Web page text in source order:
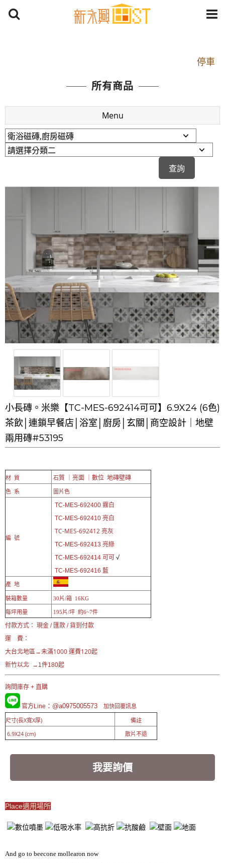
停車
捷運： 中和線【頂溪站 2 號出口】往中山路1段139
原Line已滿 無法加Line好友 請親愛的客戶加入
LINE官方帳號@a0975005573
開車：中山路1段 到永平路路口(樂華夜市口)門口可
停車
捷運： 中和線【頂溪站 2 號出口】往中山路1段139
號約10分鐘
所有商品
Menu
小長磚。米樂【TC-MES-692414可可】6.9X24 (6色)
茶飲│連鎖早餐店│浴室│廚房│玄關│商空設計｜地壁
兩用磚#53195
材 質 石質 ｜亮面 ｜數位 地磚壁磚
色 系 圖片色
編 號
TC-MES-692400 霧白
TC-MES-692410 亮白
TC-MES-692412 亮灰
TC-MES-692413 亮綠
TC-MES-692414 可可√
TC-MES-692416 藍
產 地
裝箱數量 30片/箱 16KG
每坪用量 195片/坪 約6~7件
付款方式： 現金 / 匯款 / 貨到付款
運 費：
大台北地區→未滿1000 運費120起
新竹以北 →1件180起
詢問庫存 + 直購
官方Line ：@a0975005573 加快回覆訊息
尺寸(長X寬X厚)
備註
6.9X24 (cm)
散片不退
我要詢價
Place適用場所
And go to beecone mollearon now